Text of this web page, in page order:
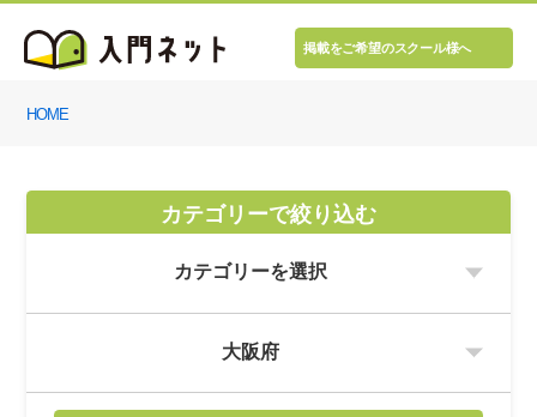
掲載をご希望のスクール様へ
HOME
カテゴリーで絞り込む